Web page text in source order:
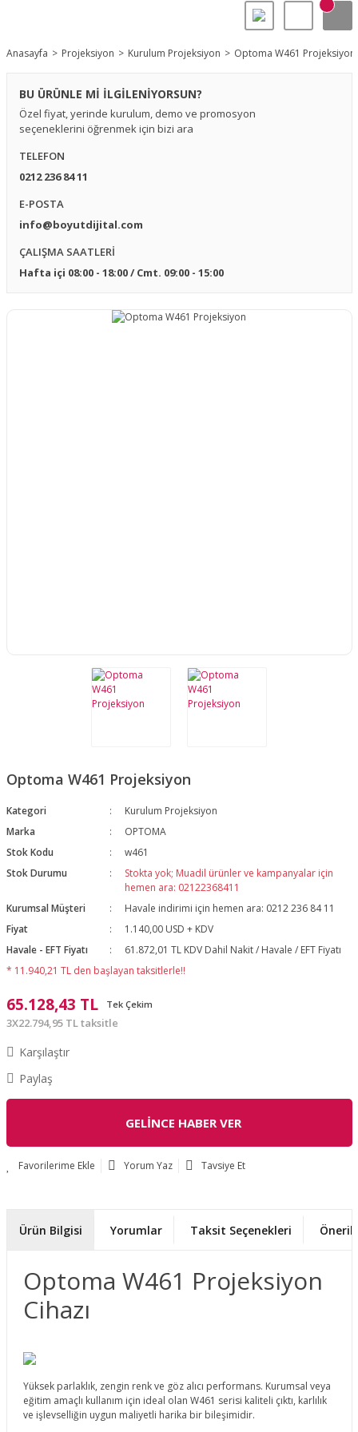
Anasayfa Projeksiyon Kurulum Projeksiyon Optoma W461 Projeksiyon
BU ÜRÜNLE Mİ İLGİLENİYORSUN?
Özel fiyat, yerinde kurulum, demo ve promosyon
seçeneklerini öğrenmek için bizi ara
TELEFON
0212 236 84 11
E-POSTA
info@boyutdijital.com
ÇALIŞMA SAATLERİ
Hafta içi 08:00 - 18:00 / Cmt. 09:00 - 15:00
Optoma W461 Projeksiyon
Kategori
Kurulum Projeksiyon
Marka
OPTOMA
Stok Kodu
w461
Stok Durumu
Stokta yok; Muadil ürünler ve kampanyalar için
hemen ara: 02122368411
Kurumsal Müşteri
Havale indirimi için hemen ara: 0212 236 84 11
Fiyat
1.140,00 USD + KDV
Havale - EFT Fiyatı
61.872,01 TL KDV Dahil Nakit / Havale / EFT Fiyatı
* 11.940,21 TL den başlayan taksitlerle!!
65.128,43 TL Tek Çekim
3X22.794,95 TL taksitle
Karşılaştır
Paylaş
GELİNCE HABER VER
Yorum Yaz Tavsiye Et
Ürün Bilgisi Yorumlar Taksit Seçenekleri
Optoma W461 Projeksiyon
Cihazı
Yüksek parlaklık, zengin renk ve göz alıcı performans. Kurumsal veya
eğitim amaçlı kullanım için ideal olan W461 serisi kaliteli çıktı, karlılık
ve işlevselliğin uygun maliyetli harika bir bileşimidir.